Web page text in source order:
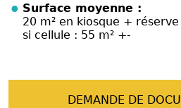
Surface moyenne :
20 m² en kiosque +
si cellule : 55 m² +-
DEMANDE DE